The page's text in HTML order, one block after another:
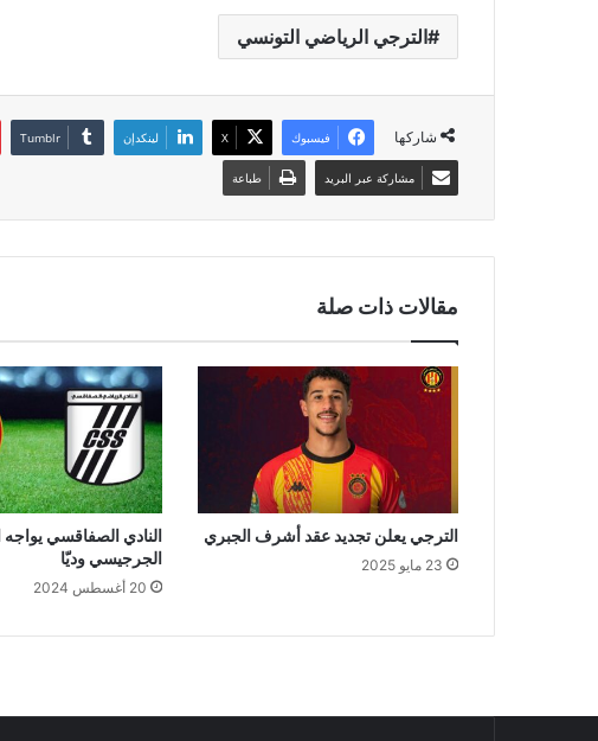
الترجي الرياضي التونسي
شاركها فيسبوك ‫X لينكدإن
مشاركة عبر البريد طباعة
مقالات ذات صلة
الترجي يعلن تجديد عقد أشرف الجبري
23 مايو 2025
النادي الصفاقسي يواجه
الجرجيسي وديّا
20 أغسطس 2024